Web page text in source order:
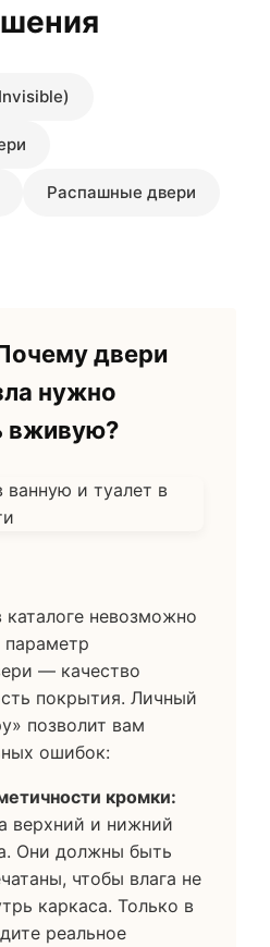
Распашные двери
двери
нужно
вживую?
невозможно
параметр
— качество
покрытия. Личный
позволит вам
ошибок:
кромки:
верхний и нижний
Они должны быть
чтобы влага не
каркаса. Только в
реальное